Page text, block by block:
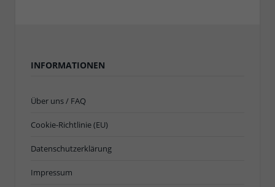
INFORMATIONEN
Über uns / FAQ
Cookie-Richtlinie (EU)
Datenschutzerklärung
Impressum